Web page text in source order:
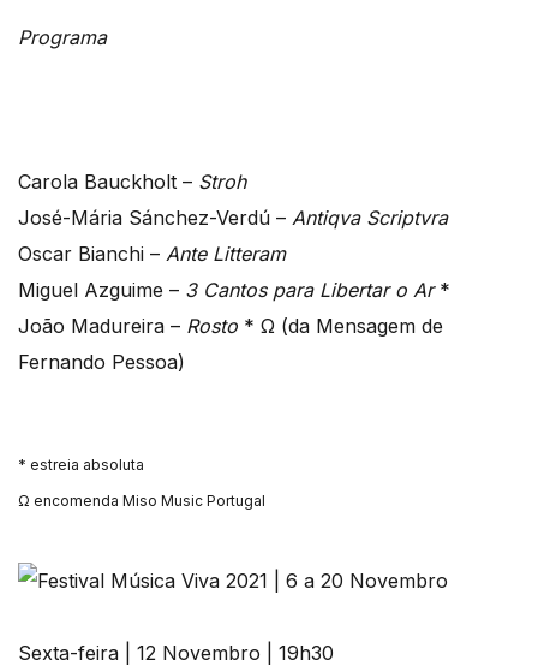
Programa
Carola Bauckholt – Stroh
José-Mária Sánchez-Verdú – Antiqva Scriptvra
Oscar Bianchi – Ante Litteram
Miguel Azguime – 3 Cantos para Libertar o Ar*
João Madureira – Rosto * Ω (da Mensagem de
Fernando Pessoa)
* estreia absoluta
Ω encomenda Miso Music Portugal
Sexta-feira | 12 Novembro | 19h30